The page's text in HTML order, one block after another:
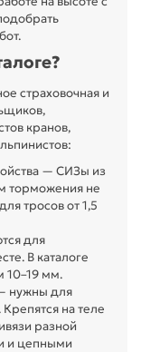
страховочная и
кранов,
— СИЗы из
торможения не
тросов от 1,5
для
В каталоге
10–19 мм.
нужны для
на теле
разной
и цепными